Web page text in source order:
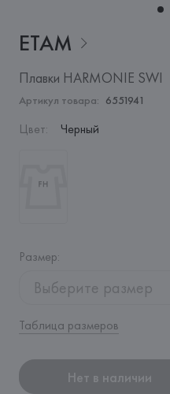
ETAM
Плавки HARMONIE SWI
Артикул товара: 6551941
Цвет: Черный
Размер:
Выберите размер
Таблица размеров
Нет в наличии